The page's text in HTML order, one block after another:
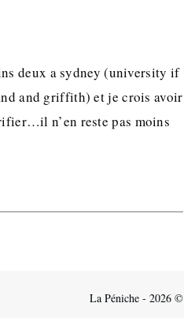
deux a sydney (university if
and griffith) et je crois avoir
n’en reste pas moins
La Péniche - 2026 ©